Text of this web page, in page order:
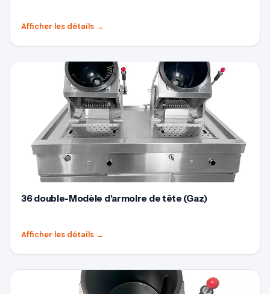
Afficher les détails →
36 double-Modèle d'armoire de tête (Gaz)
Afficher les détails →